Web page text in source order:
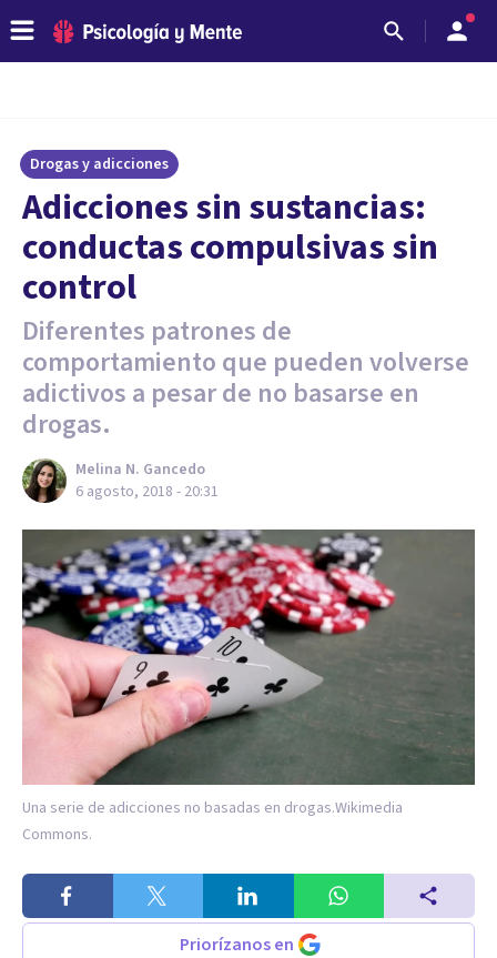
Drogas y adicciones
Adicciones sin sustancias:
conductas compulsivas sin
control
Diferentes patrones de
comportamiento que pueden volverse
adictivos a pesar de no basarse en
drogas.
Melina N. Gancedo
6 agosto, 2018 - 20:31
Una serie de adicciones no basadas en drogas.Wikimedia
Commons.
Priorízanos en